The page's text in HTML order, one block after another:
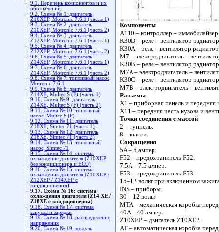
9.1. Перечень компонентов и их
обозначений
9.2. Схема № 1: двигатель
Z10XEP, Motronic 7.6.1 (часть 1)
9.3. Схема № 2: двигатель
Z10XEP, Motronic 7.6.1 (часть 2)
9.4. Схема № 3: двигатель
Z12XEP, Motronic 7.6.1 (часть 1)
9.5. Схема № 4: двигатель
Z12XEP, Motronic 7.6.1 (часть 2)
9.6. Схема № 5: двигатель
Z14XEP, Motronic 7.6.1 (часть 1)
9.7. Схема № 6: двигатель
Z14XEP, Motronic 7.6.1 (часть 2)
9.8. Схема № 7: топливный насос,
Motronic 7.6.1
9.9. Схема № 8: двигатель
Z14XE, Multec S (F) (часть 1)
9.10. Схема № 9: двигатель
Z14XE, Multec S (F) (часть 2)
9.11. Схема № 10: топливный
насос, Multec S (F)
9.12. Схема № 11: двигатель
Z18XE, Simtec 71 (часть 1)
9.13. Схема № 12: двигатель
Z18XE, Simtec 71 (часть 2)
9.14. Схема № 13: топливный
насос, Simtec 71
9.15. Схема № 14: cистема
охлаждение двигателя (Z10XEP
без кондиционера и ECO)
9.16. Схема № 15: система
охлаждения двигателя (Z10XEP /
Z12XEP / Z14XEP с
кондиционером)
9.17. Схема № 16: система
охлаждения двигателя (Z14 XE /
Z18XE с кондиционером)
9.18. Схема № 17: система
запуска и зарядки
9.19. Схема № 18: распределение
напряжения
9.20. Схема № 19: модуль
Компоненты
A110 – контроллер – иммобилайзер.
K30D – реле – вентилятор
K30A – реле – вентилятор
M7 – электродвигатель –
K30B – реле – вентилятор
M7A – электродвигатель –
K30C – реле – вентилятор
M7B – электродвигатель –
Разъемы
X1 – приборная панель и передняя
X11 – передняя часть кузова и
Точки соединения с массой
2 – туннель.
8 – шасси.
Сокращения
5A – 5 ампер.
F52 – предохранитель F52.
7.5A – 7.5 ампер.
F53 – предохранитель F53.
15–12 вольт при включенном
INS – приборы.
30 – 12 вольт.
MTA – механическая коробка
40A – 40 ампер.
Z10XEP – двигатель Z10XEP.
AT – автоматическая коробка